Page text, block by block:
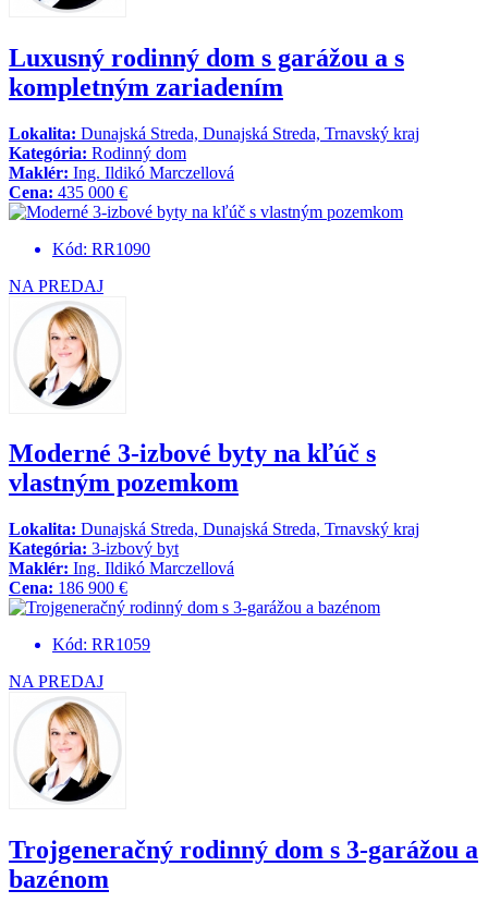
Luxusný rodinný dom s garážou a s
kompletným zariadením
Lokalita: Dunajská Streda, Dunajská Streda, Trnavský kraj
Kategória: Rodinný dom
Maklér: Ing. Ildikó Marczellová
Cena: 435 000 €
Kód: RR1090
NA PREDAJ
Moderné 3-izbové byty na kľúč s
vlastným pozemkom
Lokalita: Dunajská Streda, Dunajská Streda, Trnavský kraj
Kategória: 3-izbový byt
Maklér: Ing. Ildikó Marczellová
Cena: 186 900 €
Kód: RR1059
NA PREDAJ
Trojgeneračný rodinný dom s 3-garážou a
bazénom